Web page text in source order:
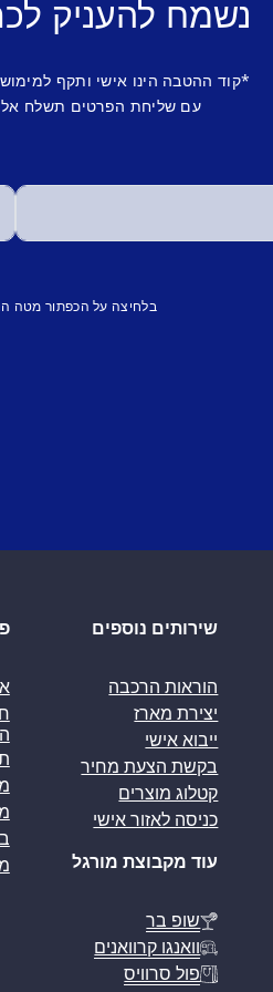
נשמח להעניק
*קוד ההטבה הינו אישי ותקף
עם שליחת הפרטים תשלח
בלחיצה על הכפתור מטה
שירותים נוספים
הוראות הרכבה
יצירת מארז
ייבוא אישי
בקשת הצעת מחיר
קטלוג מוצרים
כניסה לאזור אישי
עוד מקבוצת מורגל
שופ בר
וואנגו קרוואנים
פול סרוויס